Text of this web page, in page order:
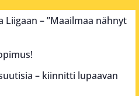
Liigaan – ”Maailmaa nähnyt
– kiinnitti lupaavan